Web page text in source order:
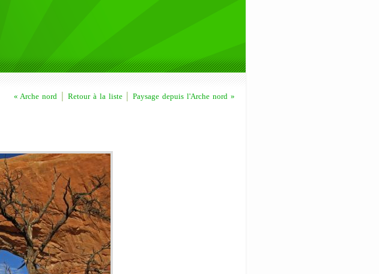
« Arche nord |Retour à la liste|Paysage depuis l'Arche nord »